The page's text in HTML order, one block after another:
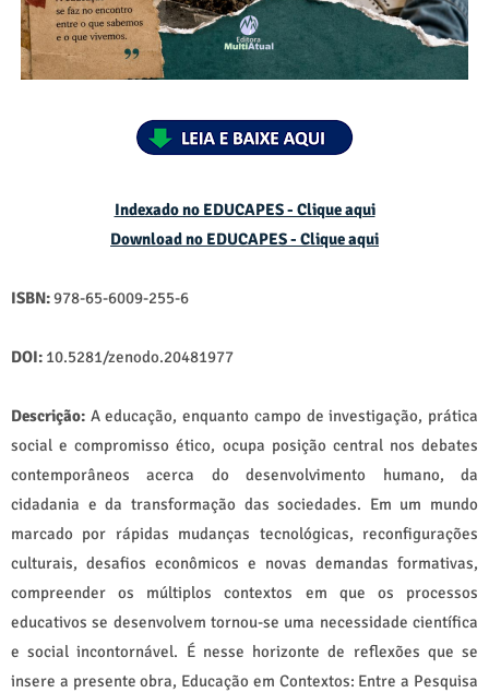
Indexado no EDUCAPES - Clique aqui
Download no EDUCAPES - Clique aqui
ISBN:978-65-6009-255-6
DOI: 10.5281/zenodo.20481977
Descrição: A educação, enquanto campo de investigação, prática
social e compromisso ético, ocupa posição central nos debates
contemporâneos acerca do desenvolvimento humano, da
cidadania e da transformação das sociedades. Em um mundo
marcado por rápidas mudanças tecnológicas, reconfigurações
culturais, desafios econômicos e novas demandas formativas,
compreender os múltiplos contextos em que os processos
educativos se desenvolvem tornou-se uma necessidade científica
e social incontornável. É nesse horizonte de reflexões que se
insere a presente obra, Educação em Contextos: Entre a Pesquisa